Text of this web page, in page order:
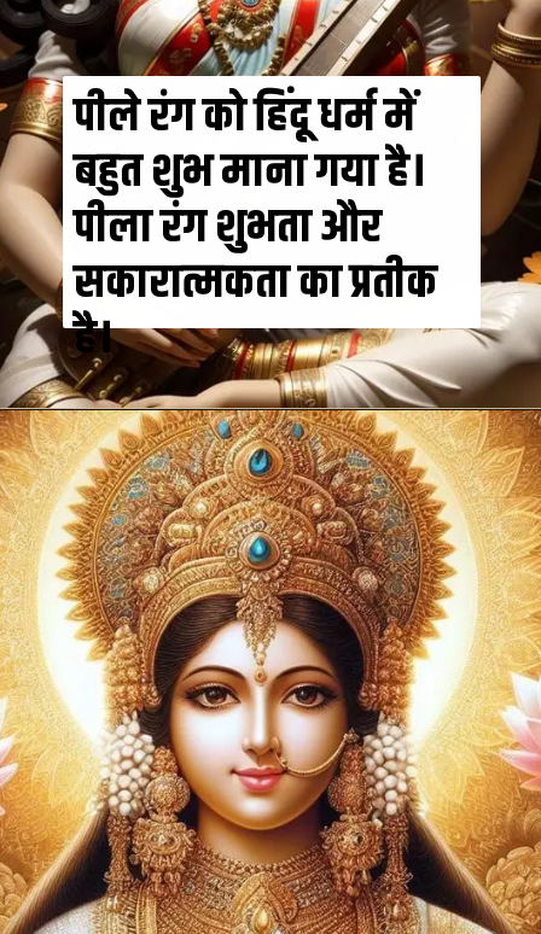
पीले रंग को हिंदू धर्म में
बहुत शुभ माना गया है।
पीला रंग शुभता और
सकारात्मकता का प्रतीक
है।